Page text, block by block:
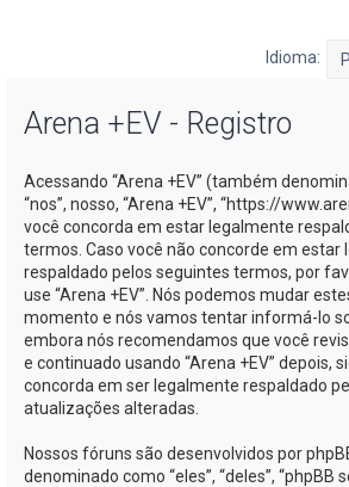
Idioma:
Arena +EV - Registro
Acessando “Arena +EV” (também
“nos”, nosso, “Arena +EV”, “https://
você concorda em estar legalmente
termos. Caso você não concorde em estar
respaldado pelos seguintes termos, por
use “Arena +EV”. Nós podemos mudar
momento e nós vamos tentar informá-lo
embora nós recomendamos que você
e continuado usando “Arena +EV” depois,
concorda em ser legalmente respaldado
atualizações alteradas.
Nossos fóruns são desenvolvidos por
denominado como “eles”, “deles”, “phpBB